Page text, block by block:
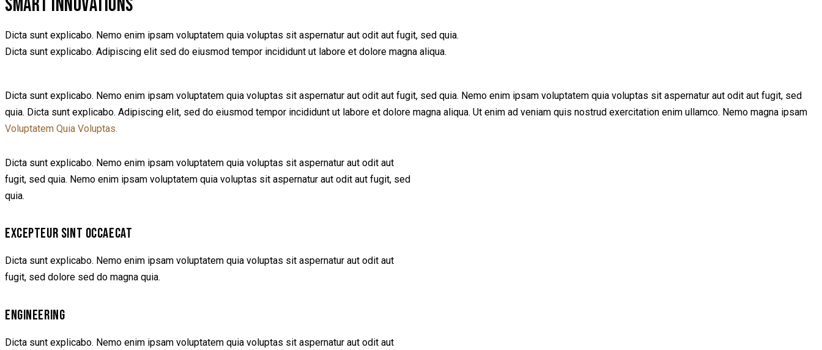
SMART INNOVATIONS
Dicta sunt explicabo. Nemo enim ipsam voluptatem quia voluptas sit aspernatur aut odit aut fugit, sed quia.
Dicta sunt explicabo. Adipiscing elit sed do eiusmod tempor incididunt ut labore et dolore magna aliqua.
Dicta sunt explicabo. Nemo enim ipsam voluptatem quia voluptas sit aspernatur aut odit aut fugit, sed quia. Nemo enim ipsam voluptatem quia voluptas sit aspernatur aut odit aut fugit, sed
quia. Dicta sunt explicabo. Adipiscing elit, sed do eiusmod tempor incididunt ut labore et dolore magna aliqua. Ut enim ad veniam quis nostrud exercitation enim ullamco. Nemo magna ipsam
Voluptatem Quia Voluptas.
Dicta sunt explicabo. Nemo enim ipsam voluptatem quia voluptas sit aspernatur aut odit aut
fugit, sed quia. Nemo enim ipsam voluptatem quia voluptas sit aspernatur aut odit aut fugit, sed
quia.
EXCEPTEUR SINT OCCAECAT
Dicta sunt explicabo. Nemo enim ipsam voluptatem quia voluptas sit aspernatur aut odit aut
fugit, sed dolore sed do magna quia.
ENGINEERING
Dicta sunt explicabo. Nemo enim ipsam voluptatem quia voluptas sit aspernatur aut odit aut